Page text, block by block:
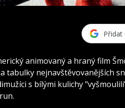
Přidat
animovaný a hraný film
tabulky nejnavštěvovanějších
s bílými kulichy